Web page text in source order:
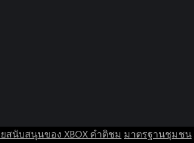
สนับสนุนของ XBOX คำติชม มาตรฐานชุมชน